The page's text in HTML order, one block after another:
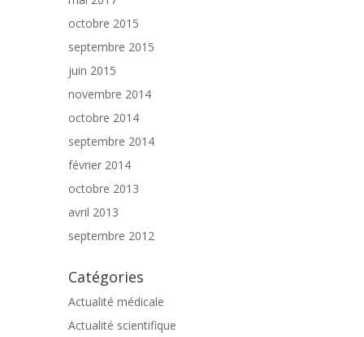
octobre 2015
septembre 2015
juin 2015
novembre 2014
octobre 2014
septembre 2014
février 2014
octobre 2013
avril 2013
septembre 2012
Catégories
Actualité médicale
Actualité scientifique